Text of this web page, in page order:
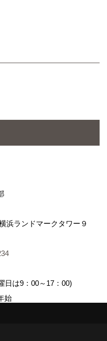
浜ランドマークタワー９
日は9：00～17：00)
始